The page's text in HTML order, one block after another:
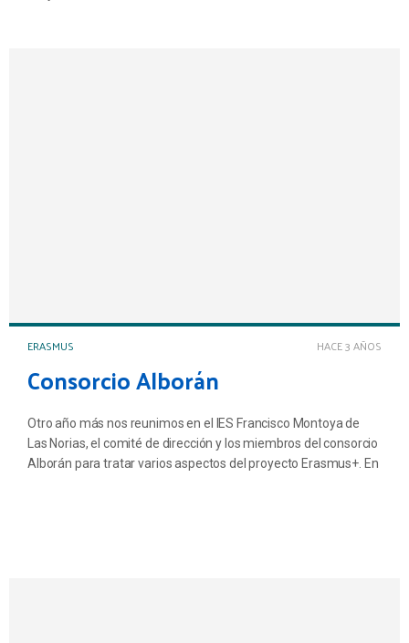
HACE 3 AÑOS
ERASMUS
Consorcio Alborán
Otro año más nos reunimos en el IES Francisco Montoya de
Las Norias, el comité de dirección y los miembros del consorcio
Alborán para tratar varios aspectos del proyecto Erasmus+. En